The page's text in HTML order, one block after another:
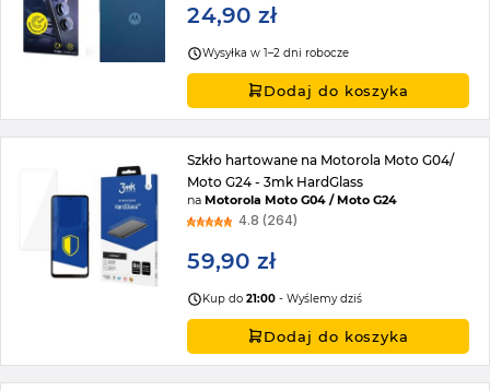
24,90 zł
Wysyłka w 1–2 dni robocze
Dodaj do koszyka
Szkło hartowane na Motorola Moto G04/
Moto G24 - 3mk HardGlass
naMotorola Moto G04 / Moto G24
4.8 (264)
59,90 zł
Kup do21:00 - Wyślemy dziś
Dodaj do koszyka